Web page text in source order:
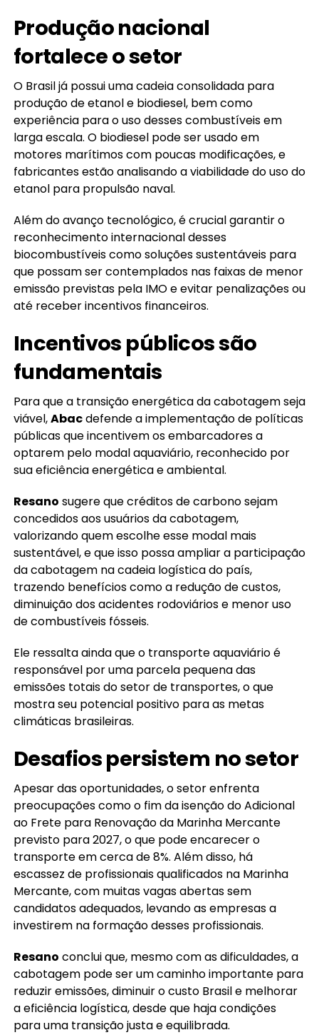
Produção nacional
fortalece o setor
O Brasil já possui uma cadeia consolidada para
produção de etanol e biodiesel, bem como
experiência para o uso desses combustíveis em
larga escala. O biodiesel pode ser usado em
motores marítimos com poucas modificações, e
fabricantes estão analisando a viabilidade do uso do
etanol para propulsão naval.
Além do avanço tecnológico, é crucial garantir o
reconhecimento internacional desses
biocombustíveis como soluções sustentáveis para
que possam ser contemplados nas faixas de menor
emissão previstas pela IMO e evitar penalizações ou
até receber incentivos financeiros.
Incentivos públicos são
fundamentais
Para que a transição energética da cabotagem seja
viável,Abacdefende a implementação de políticas
públicas que incentivem os embarcadores a
optarem pelo modal aquaviário, reconhecido por
sua eficiência energética e ambiental.
Resano sugere que créditos de carbono sejam
concedidos aos usuários da cabotagem,
valorizando quem escolhe esse modal mais
sustentável, e que isso possa ampliar a participação
da cabotagem na cadeia logística do país,
trazendo benefícios como a redução de custos,
diminuição dos acidentes rodoviários e menor uso
de combustíveis fósseis.
Ele ressalta ainda que o transporte aquaviário é
responsável por uma parcela pequena das
emissões totais do setor de transportes, o que
mostra seu potencial positivo para as metas
climáticas brasileiras.
Desafios persistem no setor
Apesar das oportunidades, o setor enfrenta
preocupações como o fim da isenção do Adicional
ao Frete para Renovação da Marinha Mercante
previsto para 2027, o que pode encarecer o
transporte em cerca de 8%. Além disso, há
escassez de profissionais qualificados na Marinha
Mercante, com muitas vagas abertas sem
candidatos adequados, levando as empresas a
investirem na formação desses profissionais.
Resano conclui que, mesmo com as dificuldades, a
cabotagem pode ser um caminho importante para
reduzir emissões, diminuir o custo Brasil e melhorar
a eficiência logística, desde que haja condições
para uma transição justa e equilibrada.